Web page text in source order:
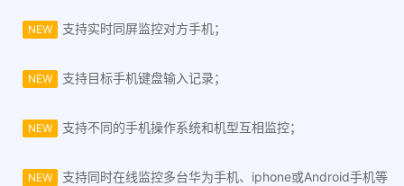
NEW 支持实时同屏监控对方手机；
NEW 支持目标手机键盘输入记录；
NEW 支持不同的手机操作系统和机型互相监控；
NEW
支持同时在线监控多台华为手机、iphone或Android手机等